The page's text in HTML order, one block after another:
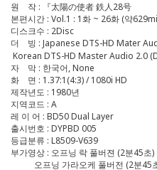
원 작 : 『太陽の使者 鉄人28号
본편시간 : Vol.1 : 1화 ~ 26화 (약
디스크수 : 2Disc
더 빙 : Japanese DTS-HD Mater
Korean DTS-HD Master Audio 2.0
자 막 : 한국어, None
화 면 : 1.37:1(4:3) / 1080i HD
제작년도 : 1980년
지역코드 : A
레 이 어 : BD50 Dual Layer
출시번호 : DYPBD 005
등급분류 : L8509-V639
부가영상 : 오프닝 락 풀버젼 (2분45초)
오프닝 가라오케 풀버전 (2분45